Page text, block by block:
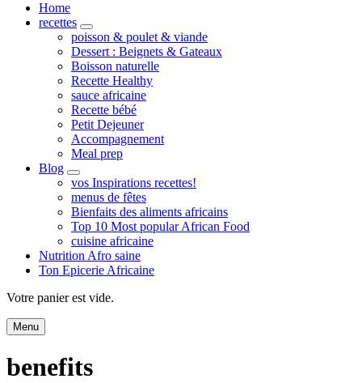
Home
recettes
expand
child
menu
poisson & poulet & viande
Dessert : Beignets & Gateaux
Boisson naturelle
Recette Healthy
sauce africaine
Recette bébé
Petit Dejeuner
Accompagnement
Meal prep
Blog
expand
child
menu
vos Inspirations recettes!
menus de fêtes
Bienfaits des aliments africains
Top 10 Most popular African Food
cuisine africaine
Nutrition Afro saine
Ton Epicerie Africaine
Search
Votre panier est vide.
Menu
benefits